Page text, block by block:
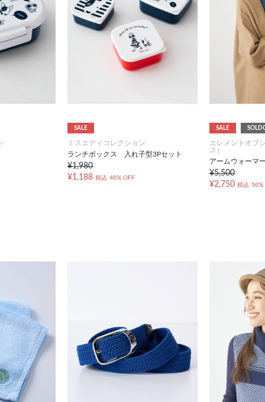
SALE
ミスエディコレクション
ランチボックス 入れ子型3Pセット
¥1,980
¥1,188 税込 40% OFF
SALE
エレメントオブ
ス）
アームウォーマ
¥5,500
¥2,750 税込 50%